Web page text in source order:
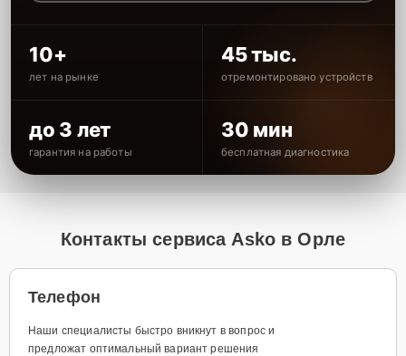
10+
лет на рынке
45 тыс.
отремонтировано устройств
до 3 лет
гарантия на работы
30 мин
бесплатная диагностика
Контакты сервиса Asko в Орле
Телефон
Наши специалисты быстро вникнут в вопрос и
предложат оптимальный вариант решения